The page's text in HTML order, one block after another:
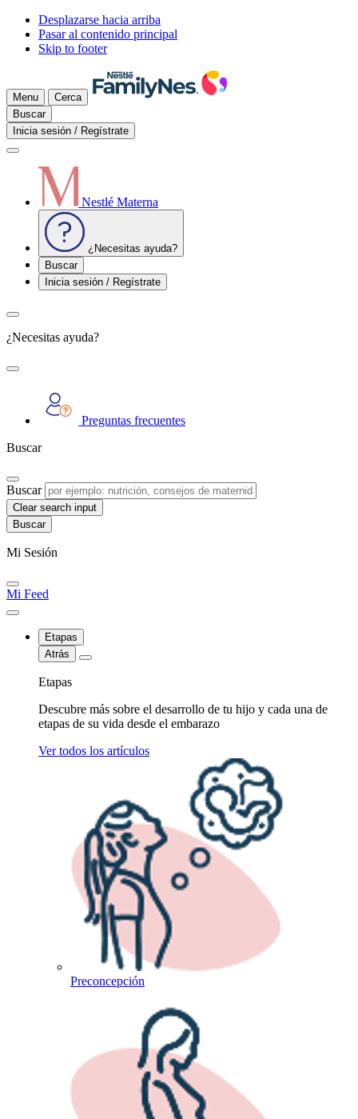
Desplazarse hacia arriba
Pasar al contenido principal
Skip to footer
Menu
Cerca
Buscar
Inicia sesión / Regístrate
Nestlé Materna
¿Necesitas ayuda?
Buscar
Inicia sesión / Regístrate
¿Necesitas ayuda?
Preguntas frecuentes
Buscar
Buscar
Clear search input
Mi Sesión
Mi Feed
Etapas
Atrás
Etapas
Descubre más sobre el desarrollo de tu hijo y cada una de
etapas de su vida desde el embarazo
Ver todos los artículos
Preconcepción